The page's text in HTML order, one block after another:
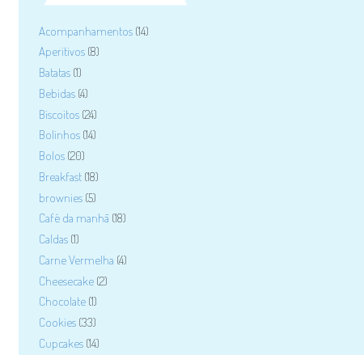
Acompanhamentos (14)
Aperitivos (8)
Batatas (1)
Bebidas (4)
Biscoitos (24)
Bolinhos (14)
Bolos (20)
Breakfast (18)
brownies (5)
Café da manhã (18)
Caldas (1)
Carne Vermelha (4)
Cheesecake (2)
Chocolate (1)
Cookies (33)
Cupcakes (14)